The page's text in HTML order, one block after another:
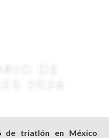
de triatlón en México.